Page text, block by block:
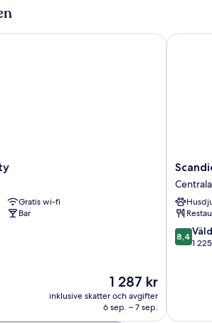
Gratis wi-fi
Bar
Priset
1 287 kr
1 287 kr
inklusive skatter och avgifter
6 sep. – 7 sep.
Scandic
Neptun
Centrala
Bergen
8.4
av
8,4
1
Scandic